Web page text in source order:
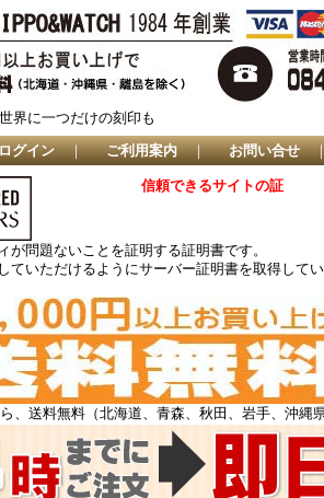
界に一つだけの刻印も
グイン ｜ ご利用案内 ｜ お問い合せ
信頼できるサイトの証
問題ないことを証明する証明書です。
ていただけるようにサーバー証明書を取得してい
、送料無料（北海道、青森、秋田、岩手、沖縄